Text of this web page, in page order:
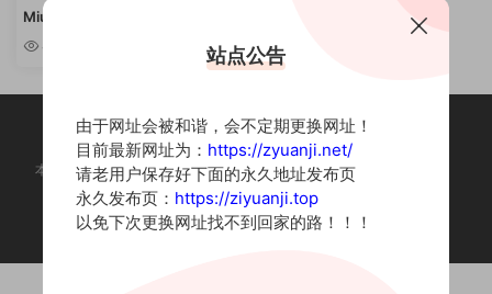
Miu只 – 可爱萝莉写真合集 [持续
更新]4.51w
本站为摄影写真图片网站，内容来自网络收集整理，仅作个人学习使用。
如有违法内容请联系删除
Copyright © 2022 资源集
站点公告
由于网址会被和谐，会不定期更换网址！
目前最新网址为： https://zyuanji.net/
请老用户保存好下面的永久地址发布页
永久发布页： https://ziyuanji.top
以免下次更换网址找不到回家的路！！！